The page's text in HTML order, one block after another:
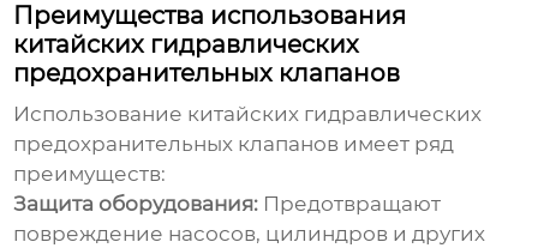
Преимущества использования
китайских гидравлических
предохранительных клапанов
Использование китайских гидравлических
предохранительных клапанов имеет ряд
преимуществ:
Защита оборудования: Предотвращают
повреждение насосов, цилиндров и других